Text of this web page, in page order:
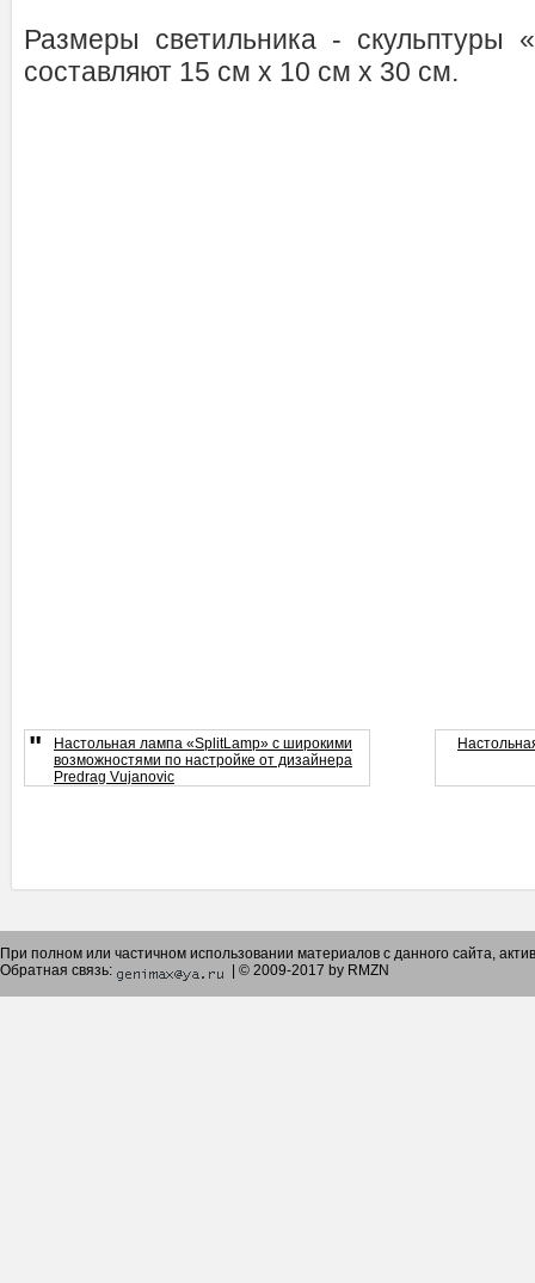
Размеры светильника - скульптуры
составляют 15 см x 10 см x 30 см.
"
Настольная лампа «SplitLamp» с широкими
возможностями по настройке от дизайнера
Predrag Vujanovic
При полном или частичном использовании материалов с данного сайта,
Обратная связь:
| © 2009-2017 by RMZN